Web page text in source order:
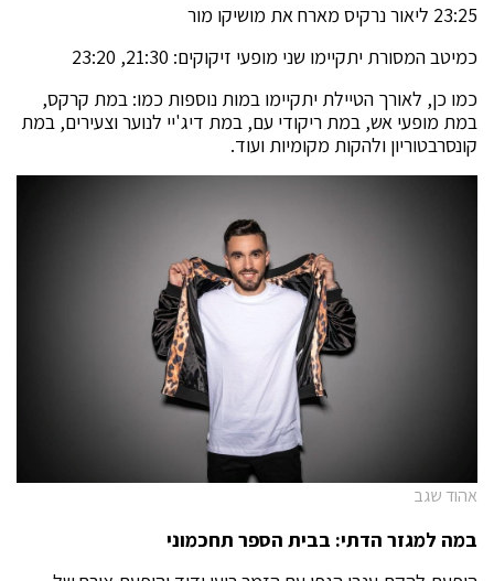
23:25 ליאור נרקיס מארח את מושיקו מור
כמיטב המסורת יתקיימו שני מופעי זיקוקים: 21:30, 23:20
כמו כן, לאורך הטיילת יתקיימו במות נוספות כמו: במת קרקס,
במת מופעי אש, במת ריקודי עם, במת דיג'יי לנוער וצעירים, במת
קונסרבטוריון ולהקות מקומיות ועוד.
אהוד שגב
במה למגזר הדתי: בבית הספר תחכמוני